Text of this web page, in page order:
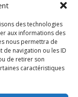
des technologies
aux informations des
nous permettra de
navigation ou les ID
de retirer son
caractéristiques